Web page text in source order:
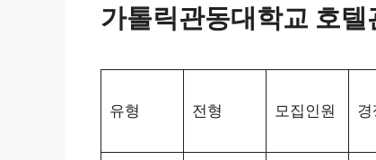
가톨릭관동대학교 호
유형 전형 모집인원 경